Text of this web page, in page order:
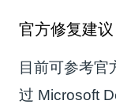
官方修复建议
目前可参考官
过 Microsoft